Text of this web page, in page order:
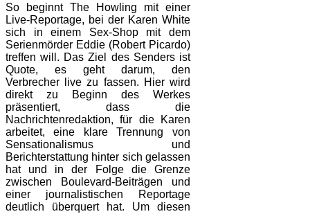
So beginnt The Howling mit einer
Live-Reportage, bei der Karen White
sich in einem Sex-Shop mit dem
Serienmörder Eddie (Robert Picardo)
treffen will. Das Ziel des Senders ist
Quote, es geht darum, den
Verbrecher live zu fassen. Hier wird
direkt zu Beginn des Werkes
präsentiert, dass die
Nachrichtenredaktion, für die Karen
arbeitet, eine klare Trennung von
Sensationalismus und
Berichterstattung hinter sich gelassen
hat und in der Folge die Grenze
zwischen Boulevard-Beiträgen und
einer journalistischen Reportage
deutlich überquert hat. Um diesen